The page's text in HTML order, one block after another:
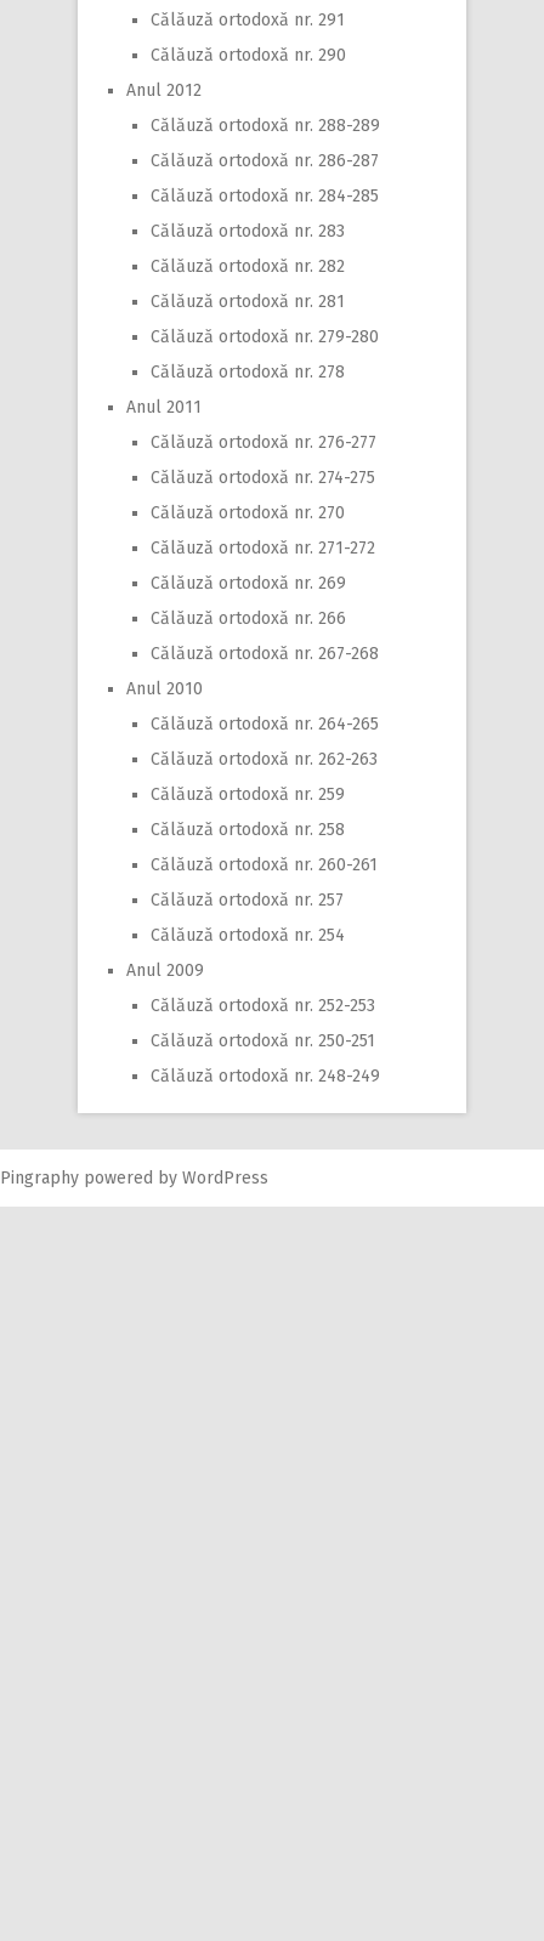
Călăuză ortodoxă nr. 291
Călăuză ortodoxă nr. 290
Anul 2012
Călăuză ortodoxă nr. 288-289
Călăuză ortodoxă nr. 286-287
Călăuză ortodoxă nr. 284-285
Călăuză ortodoxă nr. 283
Călăuză ortodoxă nr. 282
Călăuză ortodoxă nr. 281
Călăuză ortodoxă nr. 279-280
Călăuză ortodoxă nr. 278
Anul 2011
Călăuză ortodoxă nr. 276-277
Călăuză ortodoxă nr. 274-275
Călăuză ortodoxă nr. 270
Călăuză ortodoxă nr. 271-272
Călăuză ortodoxă nr. 269
Călăuză ortodoxă nr. 266
Călăuză ortodoxă nr. 267-268
Anul 2010
Călăuză ortodoxă nr. 264-265
Călăuză ortodoxă nr. 262-263
Călăuză ortodoxă nr. 259
Călăuză ortodoxă nr. 258
Călăuză ortodoxă nr. 260-261
Călăuză ortodoxă nr. 257
Călăuză ortodoxă nr. 254
Anul 2009
Călăuză ortodoxă nr. 252-253
Călăuză ortodoxă nr. 250-251
Călăuză ortodoxă nr. 248-249
Pingraphy powered by WordPress